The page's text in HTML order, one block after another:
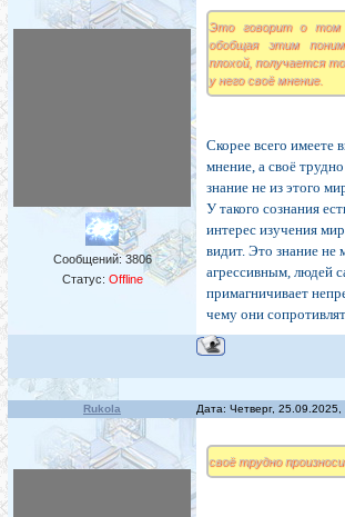
Сообщений:3806
Статус: Offline
Это говорит о
обобщая этим
плохой, получается
у него своё мнение.
Скорее всего имеете
мнение, а своё
знание не из этого
У такого сознания
интерес изучения
видит. Это знание не
агрессивным, людей
примагничивает
чему они
Rukola Дата: Четверг,
своё трудно